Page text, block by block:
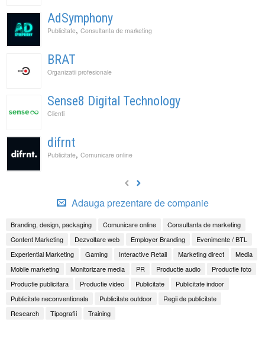
AdSymphony
Publicitate, Consultanta de marketing
BRAT
Organizatii profesionale
Sense8 Digital Technology
Clienti
difrnt
Publicitate, Comunicare online
Adauga prezentare de companie
Branding, design, packaging Comunicare online
Consultanta de marketing
Content Marketing
Dezvoltare web Employer Branding
Evenimente / BTL
Experiential Marketing
Gaming Interactive Retail Marketing direct
Media
Mobile marketing
Monitorizare media PR Productie audio
Productie foto
Productie publicitara
Productie video Publicitate
Publicitate indoor
Publicitate neconventionala
Publicitate outdoor
Regii de publicitate
Research
Tipografii Training